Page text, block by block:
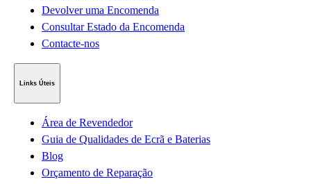
Devolver uma Encomenda
Consultar Estado da Encomenda
Contacte-nos
Links Úteis
Área de Revendedor
Guia de Qualidades de Ecrã e Baterias
Blog
Orçamento de Reparação